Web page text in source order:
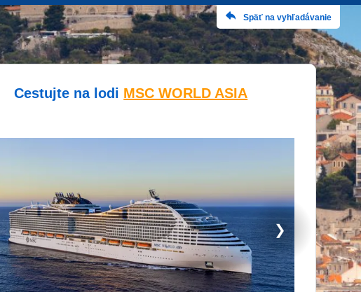
Späť na vyhľadávanie
Cestujte na lodi MSC WORLD ASIA
❯